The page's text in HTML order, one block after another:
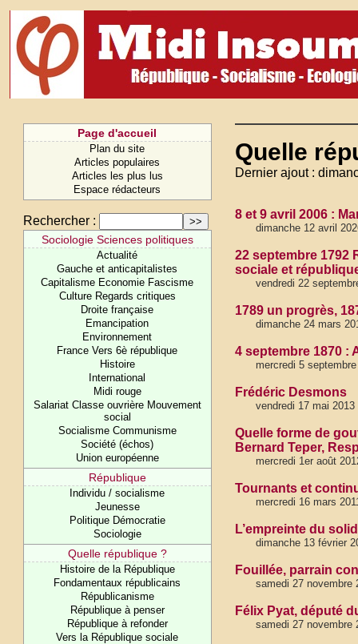
Page d'accueil
Plan du site
Articles populaires
Articles les plus lus
Espace rédacteurs
Rechercher :
Sociologie Sciences politiques
Actualité
Gauche et anticapitalistes
Capitalisme Economie Fascisme
Culture Regards critiques
Droite française
Emancipation
Environnement
France Vers 6è république
Histoire
International
Midi rouge
Salariat Classe ouvrière Mouvement
social
Socialisme Communisme
Société (échos)
Union européenne
République
Individu / socialisme
Jeunesse
Politique Démocratie
Sociologie
Quelle république ?
Histoire de la République
Fondamentaux républicains
Républicanisme
République à penser
République à refonder
Vers la République sociale
Quelle
Dernier ajout :
8 et 9 avril 2006 :
dimanche 12 avril
22 septembre 1792
sociale et
vendredi 22
1789 un progrès,
dimanche 24 mars
4 septembre 1870 :
mercredi 5
Frédéric Desmons
vendredi 17 mai 2013
Quelle forme de
Bernard Teper,
mercredi 1er août
Tournants et
mercredi 16 mars
L’empreinte du
dimanche 13 février
Fouillée, parrain
samedi 27 novembre
Félix Pyat, député
samedi 27 novembre